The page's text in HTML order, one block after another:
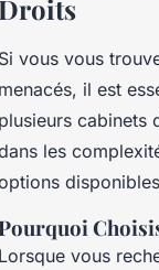
Droits
Si vous vous
menacés, il est
plusieurs cabinets
les
Pourquoi
Lorsque vous